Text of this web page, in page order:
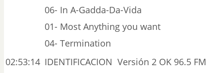
06- In A-Gadda-Da-Vida
01- Most Anything you want
04- Termination
02:53:14 IDENTIFICACION Versión 2 OK 96.5 FM